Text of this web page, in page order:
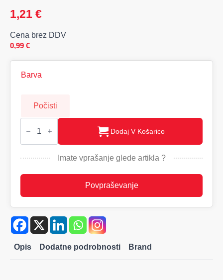
1,21 €
Cena brez DDV
0,99 €
Barva
Počisti
NOTELUX,
Beležka
trde
količina
Dodaj V Košarico
Imate vprašanje glede artikla ?
Povpraševanje
Opis Dodatne podrobnosti Brand